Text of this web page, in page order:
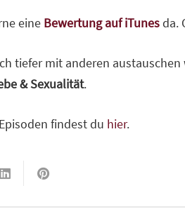
eine Bewertung auf iTunesda.
tiefer mit anderen
& Sexualität.
findest du hier.